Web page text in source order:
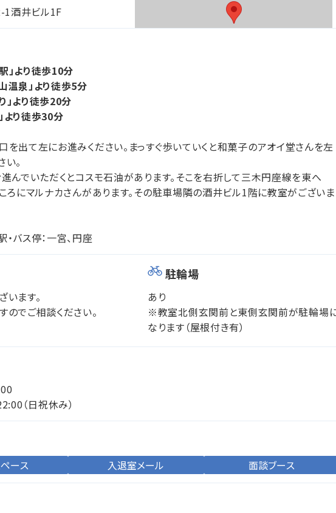
酒井ビル1F
」より徒歩10分
温泉」より徒歩5分
」より徒歩20分
より徒歩30分
を出て左にお進みください。まっすぐ歩いていくと和菓子のアオイ堂さんを左
。
進んでいただくとコスモ石油があります。そこを右折して三木円座線を東へ
ろにマルナカさんがあります。その駐車場隣の酒井ビル1階に教室がございま
バス停：一宮、円座
います。
のでご相談ください。
駐輪場
あり
※教室北側玄関前と東側玄関前が駐輪場
なります（屋根付き有）
（日祝休み）
ース 入退室メール 面談ブース